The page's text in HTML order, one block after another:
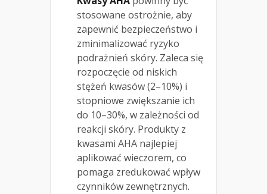
stosowane ostrożnie, aby
zapewnić bezpieczeństwo i
zminimalizować ryzyko
podrażnień skóry. Zaleca się
rozpoczęcie od niskich
stężeń kwasów (2–10%) i
stopniowe zwiększanie ich
do 10–30%, w zależności od
reakcji skóry. Produkty z
kwasami AHA najlepiej
aplikować wieczorem, co
pomaga zredukować wpływ
czynników zewnętrznych.